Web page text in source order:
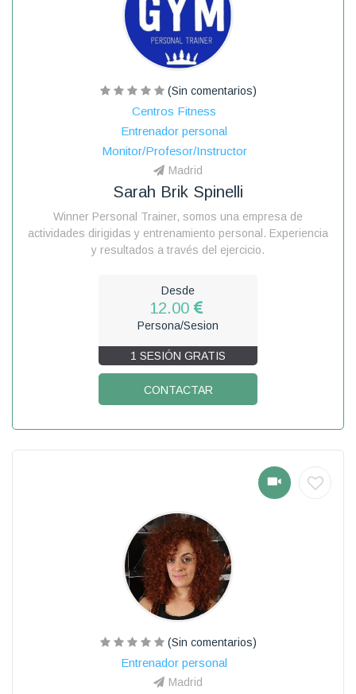
(Sin comentarios)
Centros Fitness
Entrenador personal
Monitor/Profesor/Instructor
Madrid
Sarah Brik Spinelli
Winner Personal Trainer, somos una empresa de
actividades dirigidas y entrenamiento personal. Experiencia
y resultados a través del ejercicio.
Desde
12.00
Persona/Sesion
1 SESIÓN GRATIS
CONTACTAR
(Sin comentarios)
Entrenador personal
Madrid